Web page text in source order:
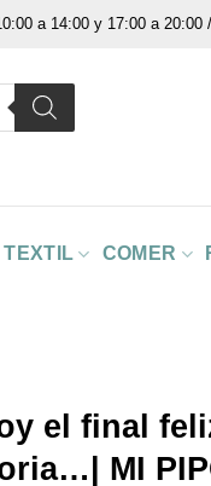
a 14:00 y 17:00 a 20:00
TEXTIL COMER
el final
MI